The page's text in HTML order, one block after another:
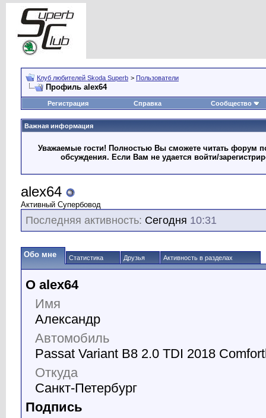
Клуб любителей Skoda Superb > Пользователи
Профиль alex64
Регистрация Справка Сообщество
Важная информация
Уважаемые гости! Полностью Вы сможете читать форум
обсуждения. Если Вам не удается войти/
alex64
Активный Супербовод
Последняя активность: Сегодня 10:31
Обо мне Статистика Друзья Активность в разделах
О alex64
Имя
Александр
Автомобиль
Passat Variant B8 2.0 TDI 2018
Откуда
Санкт-Петербург
Подпись